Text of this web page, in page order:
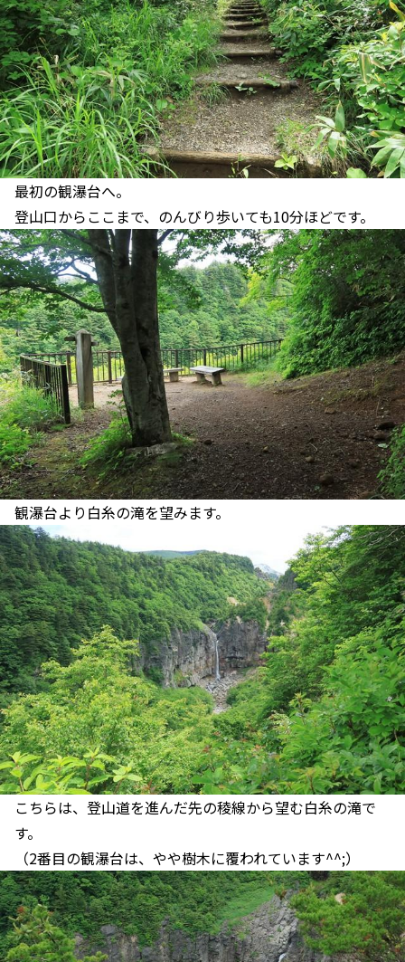
最初の観瀑台へ。
登山口からここまで、のんびり歩いても10分ほどです。
観瀑台より白糸の滝を望みます。
こちらは、登山道を進んだ先の稜線から望む白糸の滝で
す。
（2番目の観瀑台は、やや樹木に覆われています^^;）